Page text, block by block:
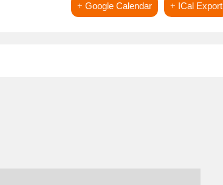
+ Google Calendar + ICal Export